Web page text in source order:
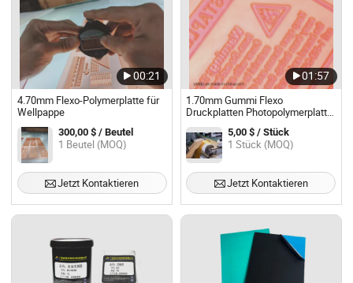
00:21
4.70mm Flexo-Polymerplatte für
Wellpappe
300,00 $ / Beutel
1 Beutel (MOQ)
Jetzt Kontaktieren
01:57
1.70mm Gummi Flexo
Druckplatten Photopolymerplatte
für Flexo Druckmaschine
5,00 $ / Stück
1 Stück (MOQ)
Jetzt Kontaktieren